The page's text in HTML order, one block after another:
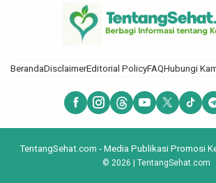
BerandaDisclaimerEditorial PolicyFAQHubungi
TentangSehat.com - Media Publikasi Promosi
© 2026 | TentangSehat.com